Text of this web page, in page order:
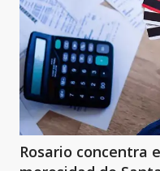
Rosario concentra